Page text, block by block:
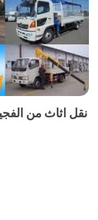
نقل اثاث من